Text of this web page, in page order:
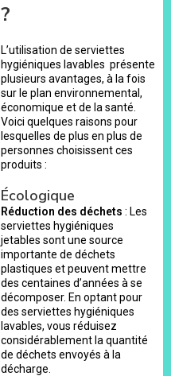
?
L’utilisation de serviettes
hygiéniques lavables présente
plusieurs avantages, à la fois
sur le plan environnemental,
économique et de la santé.
Voici quelques raisons pour
lesquelles de plus en plus de
personnes choisissent ces
produits :
Écologique
Réduction des déchets : Les
serviettes hygiéniques
jetables sont une source
importante de déchets
plastiques et peuvent mettre
des centaines d’années à se
décomposer. En optant pour
des serviettes hygiéniques
lavables, vous réduisez
considérablement la quantité
de déchets envoyés à la
décharge.